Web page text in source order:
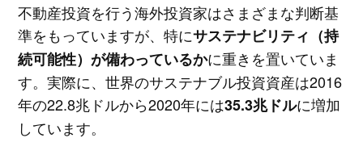
不動産投資を行う海外投資家はさまざまな判断基
準をもっていますが、特にサステナビリティ（持
続可能性）が備わっているかに重きを置いていま
す。実際に、世界のサステナブル投資資産は2016
年の22.8兆ドルから2020年には35.3兆ドルに増加
しています。